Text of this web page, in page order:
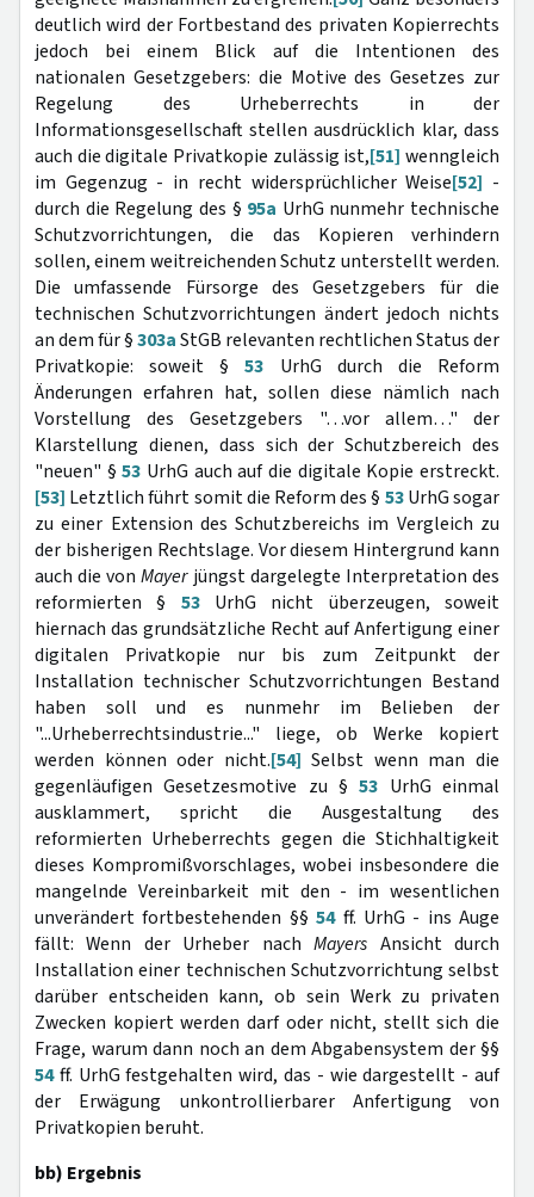
deutlich wird der Fortbestand des privaten Kopierrechts
jedoch bei einem Blick auf die Intentionen des
nationalen Gesetzgebers: die Motive des Gesetzes zur
Regelung des Urheberrechts in der
Informationsgesellschaft stellen ausdrücklich klar, dass
auch die digitale Privatkopie zulässig ist,[51] wenngleich
im Gegenzug - in recht widersprüchlicher Weise[52] -
durch die Regelung des § 95a UrhG nunmehr technische
Schutzvorrichtungen, die das Kopieren verhindern
sollen, einem weitreichenden Schutz unterstellt werden.
Die umfassende Fürsorge des Gesetzgebers für die
technischen Schutzvorrichtungen ändert jedoch nichts
an dem für §303aStGB relevanten rechtlichen Status der
Privatkopie: soweit §53 UrhG durch die Reform
Änderungen erfahren hat, sollen diese nämlich nach
Vorstellung des Gesetzgebers "…vor allem…" der
Klarstellung dienen, dass sich der Schutzbereich des
"neuen" §53 UrhG auch auf die digitale Kopie erstreckt.
[53] Letztlich führt somit die Reform des § 53UrhG sogar
zu einer Extension des Schutzbereichs im Vergleich zu
der bisherigen Rechtslage. Vor diesem Hintergrund kann
auch die vonMayerjüngst dargelegte Interpretation des
reformierten § 53UrhG nicht überzeugen, soweit
hiernach das grundsätzliche Recht auf Anfertigung einer
digitalen Privatkopie nur bis zum Zeitpunkt der
Installation technischer Schutzvorrichtungen Bestand
haben soll und es nunmehr im Belieben der
"...Urheberrechtsindustrie..." liege, ob Werke kopiert
werden können oder nicht.[54] Selbst wenn man die
gegenläufigen Gesetzesmotive zu §53 UrhG einmal
ausklammert, spricht die Ausgestaltung des
reformierten Urheberrechts gegen die Stichhaltigkeit
dieses Kompromißvorschlages, wobei insbesondere die
mangelnde Vereinbarkeit mit den - im wesentlichen
unverändert fortbestehenden §§54ff. UrhG - ins Auge
fällt: Wenn der Urheber nachMayers Ansicht durch
Installation einer technischen Schutzvorrichtung selbst
darüber entscheiden kann, ob sein Werk zu privaten
Zwecken kopiert werden darf oder nicht, stellt sich die
Frage, warum dann noch an dem Abgabensystem der §§
54ff. UrhG festgehalten wird, das - wie dargestellt - auf
der Erwägung unkontrollierbarer Anfertigung von
Privatkopien beruht.
bb) Ergebnis